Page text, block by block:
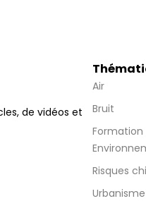
de vidéos et
Air
Bruit
Formation
Risques